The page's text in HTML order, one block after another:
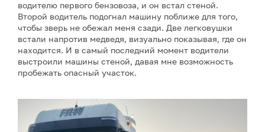
водителю первого бензовоза, и он встал стеной.
Второй водитель подогнал машину поближе для того,
чтобы зверь не обежал меня сзади. Две легковушки
встали напротив медведя, визуально показывая, где он
находится. И в самый последний момент водители
выстроили машины стеной, давая мне возможность
пробежать опасный участок.